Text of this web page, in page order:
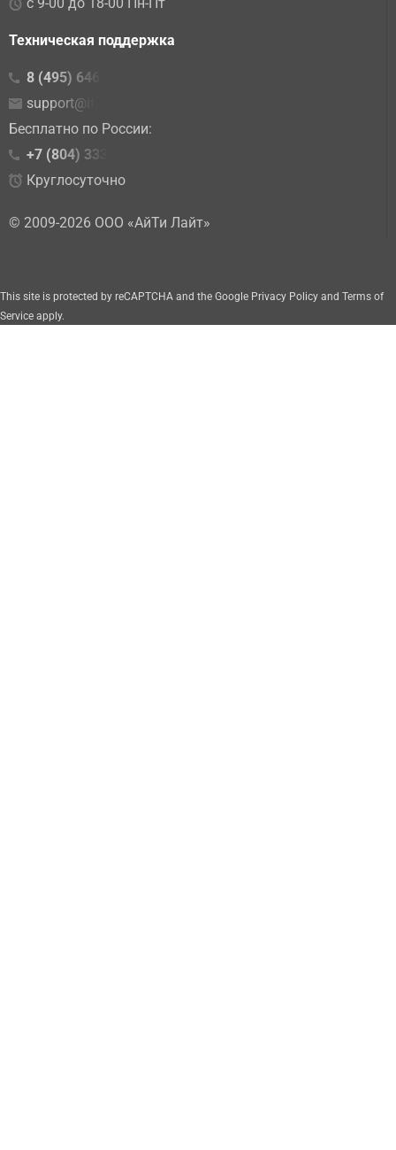
Техническая поддержка
8 (495) 646-23-10
support@it-lite.ru
Бесплатно по России:
+7 (804) 333-86-10
Круглосуточно
© 2009-2026 ООО «АйТи Лайт»
This site is protected by reCAPTCHA and the Google Privacy Policy and Terms of
Service apply.